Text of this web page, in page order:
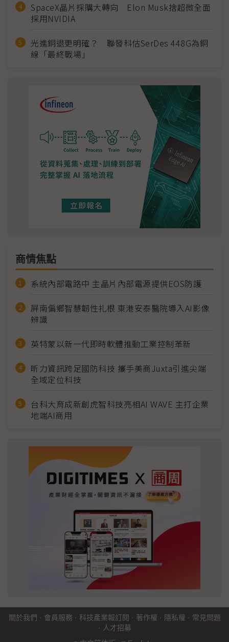
SpaceX晶片採購大轉向 Elon Musk捨超微全面
採用NVIDIA
光進銅退更明確？ 聯發科估SerDes 448G為銅
線「最終戰場」
商情焦點
系統內部電路中 主晶片內部電源提供EOS防護
屏南偏鄉智慧韌性扎根 東港安泰醫院導入AI影像
辨識
英特蒙以新一代即時軟體推動工業控制革新
昕力資訊跨足國防科技 攜手美商Juxta引進尖端
全域定位科技
台科大育成新創虎智科技亮相AI WAVE 主打企業
地端AI商用
關於我們 · 會員服務 · 科技產業報訂閱 · 著作權 · 隱私權 · 常見問題
· 人才招募